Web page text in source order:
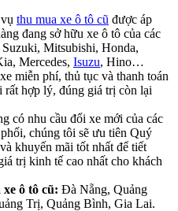
thu mua xe ô tô cũ được áp
đang sở hữu xe ô tô của các
Mitsubishi, Honda,
Mercedes, Isuzu, Hino…
miễn phí, thủ tục và thanh toán
rất hợp lý, đúng giá trị còn lại
có nhu cầu đổi xe mới của các
chúng tôi sẽ ưu tiên Quý
khuyến mãi tốt nhất để tiết
trị kinh tế cao nhất cho khách
ô tô cũ: Đà Nẵng, Quảng
Trị, Quảng Bình, Gia Lai.